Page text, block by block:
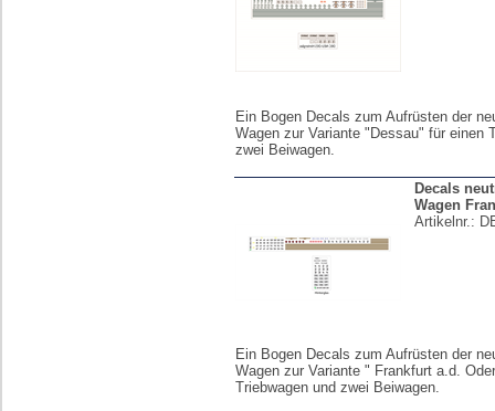
Ein Bogen Decals zum Aufrüsten der
Wagen zur Variante "Dessau" für einen
zwei Beiwagen.
Decals
Wagen
Artikelnr.:
Ein Bogen Decals zum Aufrüsten der
Wagen zur Variante " Frankfurt a.d.
Triebwagen und zwei Beiwagen.